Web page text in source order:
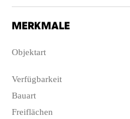
MERKMALE
Objektart
Verfügbarkeit
Bauart
Freiflächen